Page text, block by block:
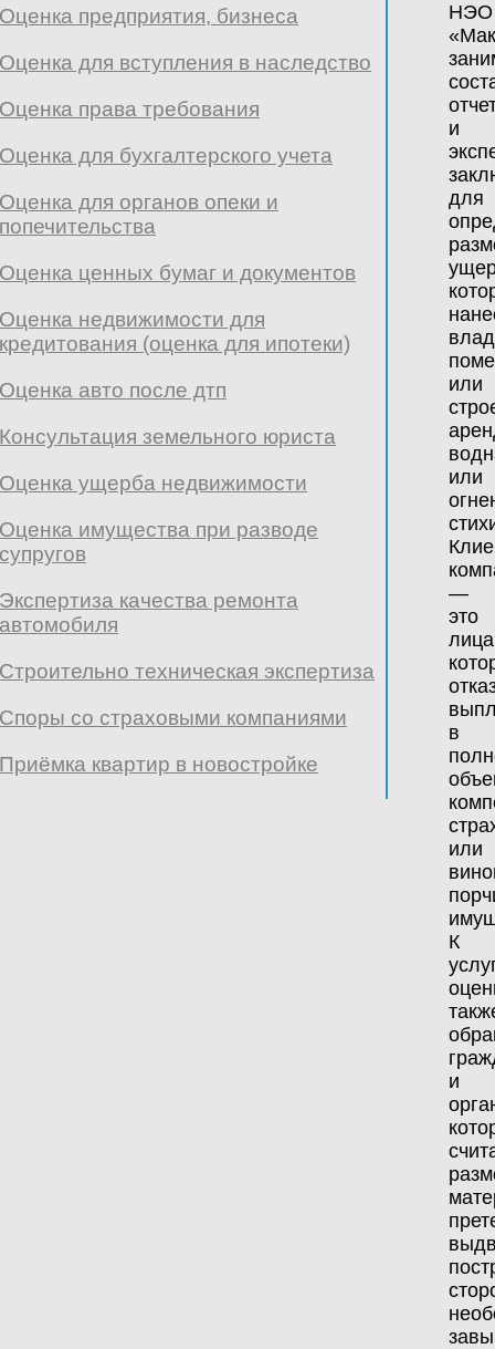
Оценка предприятия, бизнеса
Оценка для вступления в наследство
Оценка права требования
Оценка для бухгалтерского учета
Оценка для органов опеки и
попечительства
Оценка ценных бумаг и документов
Оценка недвижимости для
кредитования (оценка для ипотеки)
Оценка авто после дтп
Консультация земельного юриста
Оценка ущерба недвижимости
Оценка имущества при разводе
супругов
Экспертиза качества ремонта
автомобиля
Строительно техническая экспертиза
Споры со страховыми компаниями
Приёмка квартир в новостройке
НЭО
и
для
или
или
—
это
в
или
К
и